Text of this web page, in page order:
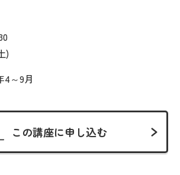
)
～9月
この講座に申し込む